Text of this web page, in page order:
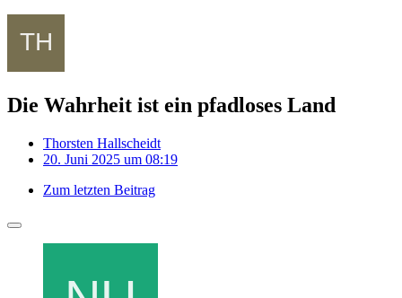
Die Wahrheit ist ein pfadloses Land
Thorsten Hallscheidt
20. Juni 2025 um 08:19
Zum letzten Beitrag